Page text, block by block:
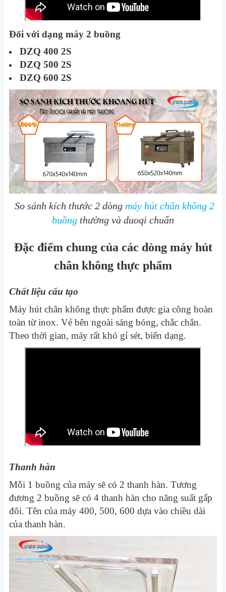
Đối với dạng máy 2 buồng
DZQ 400 2S
DZQ 500 2S
DZQ 600 2S
So sánh kích thước 2 dòng máy hút chân không 2
buồng thường và duoqi chuẩn
Đặc điểm chung của các dòng máy hút
chân không thực phẩm
Chất liệu cấu tạo
Máy hút chân không thực phẩm được gia công hoàn
toàn từ inox. Vẻ bên ngoài sáng bóng, chắc chắn.
Theo thời gian, máy rất khó gỉ sét, biến dạng.
Thanh hàn
Mỗi 1 buồng của máy sẽ có 2 thanh hàn. Tương
đương 2 buồng sẽ có 4 thanh hàn cho năng suất gấp
đôi. Tên của máy 400, 500, 600 dựa vào chiều dài
của thanh hàn.